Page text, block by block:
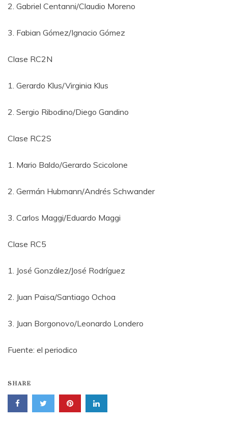
2. Gabriel Centanni/Claudio Moreno
3. Fabian Gómez/Ignacio Gómez
Clase RC2N
1. Gerardo Klus/Virginia Klus
2. Sergio Ribodino/Diego Gandino
Clase RC2S
1. Mario Baldo/Gerardo Scicolone
2. Germán Hubmann/Andrés Schwander
3. Carlos Maggi/Eduardo Maggi
Clase RC5
1. José González/José Rodríguez
2. Juan Paisa/Santiago Ochoa
3. Juan Borgonovo/Leonardo Londero
Fuente: el periodico
SHARE